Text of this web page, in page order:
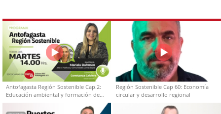
Antofagasta Región Sostenible Cap.2:
Educación ambiental y formación de
capacidades técnicas
Región Sostenible Cap 60: Economía
circular y desarrollo regional